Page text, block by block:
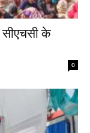
सीएचसी के
0